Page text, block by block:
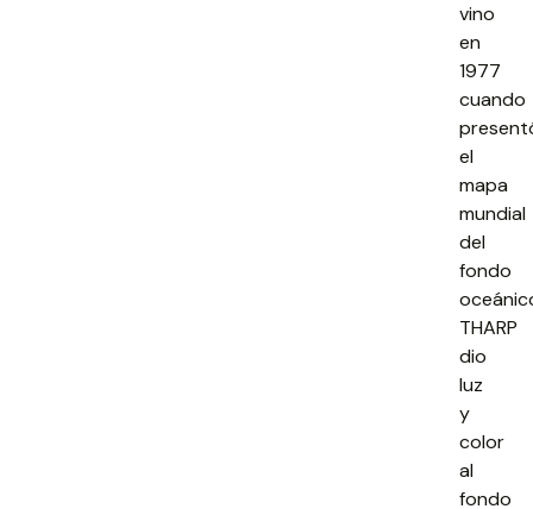
vino
en
1977
cuando
el
mapa
mundial
del
fondo
THARP
dio
luz
y
color
al
fondo